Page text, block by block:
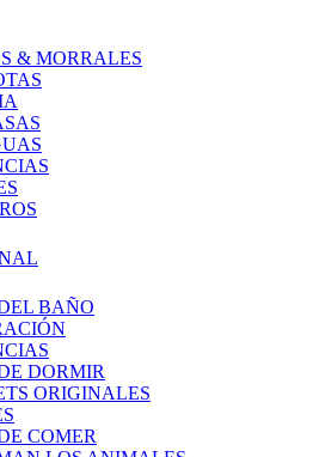
& MORRALES
BAÑO
DORMIR
ORIGINALES
COMER